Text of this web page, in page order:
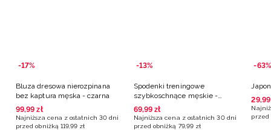
-17%
Bluza dresowa nierozpinana
bez kaptura męska - czarna
99,99 zł
Najniższa cena z ostatnich 30 dni
przed obniżką 119,99 zł
-13%
Spodenki treningowe
szybkoschnące męskie -
granatowe
69,99 zł
Najniższa cena z ostatnich 30 dni
przed obniżką 79,99 zł
-63%
29,99
przed